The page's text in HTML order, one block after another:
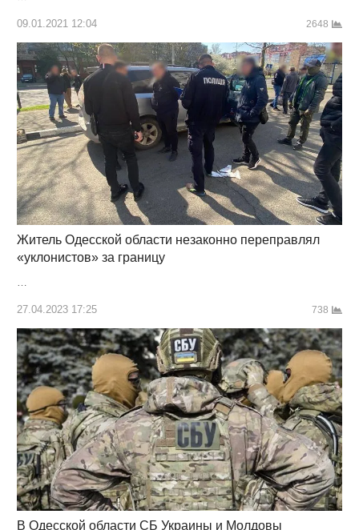
09.01.2021 12:04 2648
Житель Одесской области незаконно переправлял
«уклонистов» за границу
…
27.04.2023 17:25 738
В Одесской области СБ Украины и Молдовы